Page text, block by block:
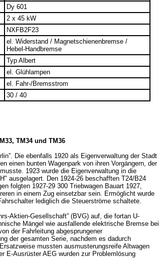
Dy 601
2 x 45 kW
NXFB2F23
el. Widerstand / Magnetschienenbremse /
Hebel-Handbremse
Typ Albert
el. Glühlampen
el. Fahr-/Bremsstrom
30 / 40
TM34 und TM36
Die ebenfalls 1920 als Eigenverwaltung der Stadt
einen bunten Wagenpark von ihren Vorgängern, der
1923 wurde die Eigenverwaltung in die
ausgelagert. Den 1924-26 beschafften T24/B24
folgten 1927-29 300 Triebwagen Bauart 1927,
in einem Zug einsetzbar sein. Ermöglicht wurde
lediglich die Steuerströme schaltete.
Aktien-Gesellschaft” (BVG) auf, die fortan U-
Mängel wie ausfallende elektrische Bremse bei
der Fahrleitung abgesprungener
der gesamten Serie, nachdem es dadurch
mussten ausmusterungsreife Altwagen
E-Ausrüster AEG wurden zur Problemlösung